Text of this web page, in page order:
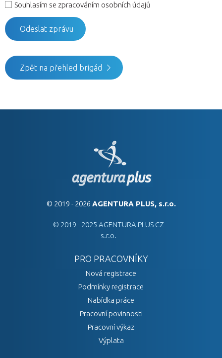
Souhlasím se zpracováním osobních údajů
Zpět na přehled brigád
© 2019 - 2026 AGENTURA PLUS, s.r.o.
© 2019 - 2025 AGENTURA PLUS CZ
s.r.o.
PRO PRACOVNÍKY
Nová registrace
Podmínky registrace
Nabídka práce
Pracovní povinnosti
Pracovní výkaz
Výplata